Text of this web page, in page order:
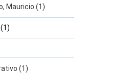
Mauricio (1)
(1)